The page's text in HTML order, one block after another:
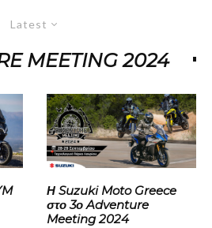
Latest
MEETING 2024
Η Suzuki Moto Greece
στο 3ο Adventure
Meeting 2024